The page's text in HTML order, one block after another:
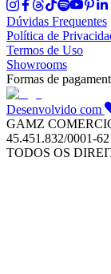
Dúvidas Frequentes
Política de
Termos de Uso
Showrooms
Formas de
Desenvolvido com
GAMZ
45.451.832/0001-62
TODOS OS